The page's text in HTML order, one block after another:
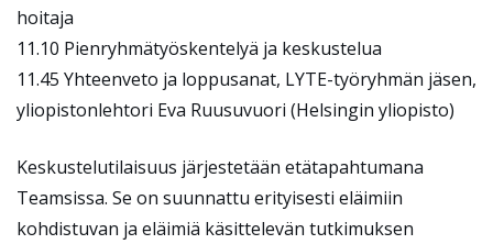
hoitaja
11.10 Pienryhmätyöskentelyä ja keskustelua
11.45 Yhteenveto ja loppusanat, LYTE-työryhmän jäsen,
yliopistonlehtori Eva Ruusuvuori (Helsingin yliopisto)
Keskustelutilaisuus järjestetään etätapahtumana
Teamsissa. Se on suunnattu erityisesti eläimiin
kohdistuvan ja eläimiä käsittelevän tutkimuksen